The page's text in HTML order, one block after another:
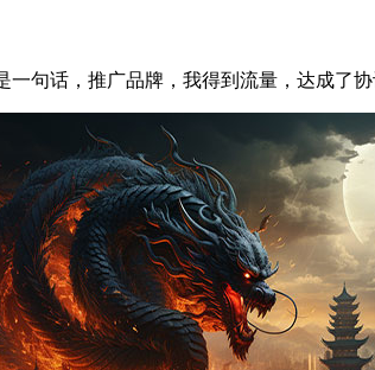
句话，推广品牌，我得到流量，达成了协